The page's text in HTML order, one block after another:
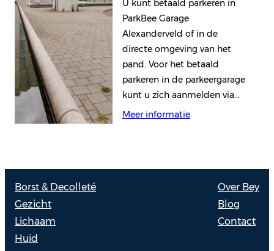
U kunt betaald parkeren in
ParkBee Garage
Alexanderveld of in de
directe omgeving van het
pand. Voor het betaald
parkeren in de parkeergarage
kunt u zich aanmelden via…
Meer informatie
Borst & Decolleté
Gezicht
Lichaam
Huid
Over Bey
Blog
Contact